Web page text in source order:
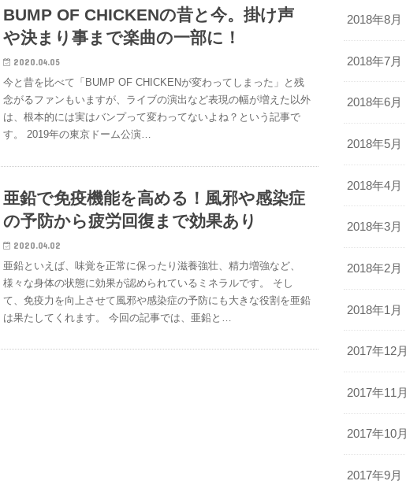
BUMP OF CHICKENの昔と今。掛け声
や決まり事まで楽曲の一部に！
2020.04.05
今と昔を比べて「BUMP OF CHICKENが変わってしまった」と残
念がるファンもいますが、ライブの演出など表現の幅が増えた以外
は、根本的には実はバンプって変わってないよね？という記事で
す。 2019年の東京ドーム公演…
亜鉛で免疫機能を高める！風邪や感染症
の予防から疲労回復まで効果あり
2020.04.02
亜鉛といえば、味覚を正常に保ったり滋養強壮、精力増強など、
様々な身体の状態に効果が認められているミネラルです。 そし
て、免疫力を向上させて風邪や感染症の予防にも大きな役割を亜鉛
は果たしてくれます。 今回の記事では、亜鉛と…
2018年8月
2018年7月
2018年6月
2018年5月
2018年4月
2018年3月
2018年2月
2018年1月
2017年12月
2017年11月
2017年10月
2017年9月